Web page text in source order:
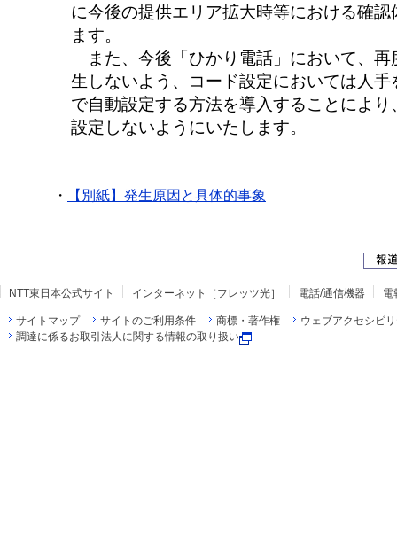
に今後の提供エリア拡大時等における確
ます。
また、今後「ひかり電話」において、再
生しないよう、コード設定においては人手
で自動設定する方法を導入することによ
設定しないようにいたします。
・ 【別紙】発生原因と具体的事象
NTT東日本公式サイト インターネット［フレッツ光］ 電話/通信機器 電
サイトマップ サイトのご利用条件 商標・著作権
ウェブアクセシビ
調達に係るお取引法人に関する情報の取り扱い